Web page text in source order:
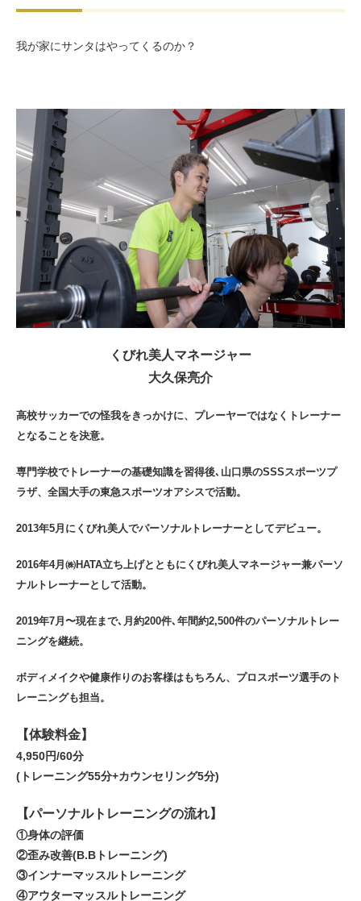
我が家にサンタはやってくるのか？
くびれ美人マネージャー
大久保亮介
高校サッカーでの怪我をきっかけに、プレーヤーではなくトレーナー
となることを決意。
専門学校でトレーナーの基礎知識を習得後､山口県のSSSスポーツプ
ラザ、全国大手の東急スポーツオアシスで活動。
2013年5月にくびれ美人でパーソナルトレーナーとしてデビュー。
2016年4月㈱HATA立ち上げとともにくびれ美人マネージャー兼パーソ
ナルトレーナーとして活動。
2019年7月〜現在まで､月約200件､年間約2,500件のパーソナルトレー
ニングを継続。
ボディメイクや健康作りのお客様はもちろん、プロスポーツ選手のト
レーニングも担当。
【体験料金】
4,950円/60分
(トレーニング55分+カウンセリング5分)
【パーソナルトレーニングの流れ】
①身体の評価
②歪み改善(B.Bトレーニング)
③インナーマッスルトレーニング
④アウターマッスルトレーニング